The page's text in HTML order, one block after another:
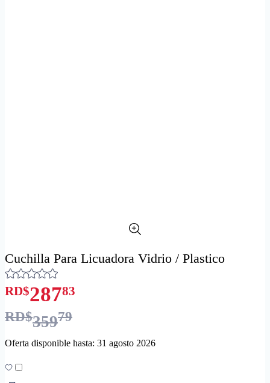
Cuchilla Para Licuadora Vidrio / Plastico
RD$28783
RD$35979
Oferta disponible hasta: 31 agosto 2026